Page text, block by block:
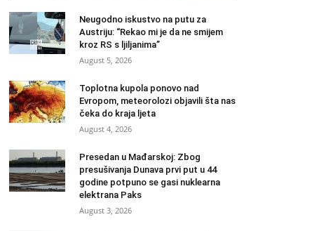
Neugodno iskustvo na putu za
Austriju: “Rekao mi je da ne smijem
kroz RS s ljiljanima”
August 5, 2026
Toplotna kupola ponovo nad
Evropom, meteorolozi objavili šta nas
čeka do kraja ljeta
August 4, 2026
Presedan u Mađarskoj: Zbog
presušivanja Dunava prvi put u 44
godine potpuno se gasi nuklearna
elektrana Paks
August 3, 2026